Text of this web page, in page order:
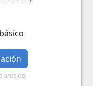
precios